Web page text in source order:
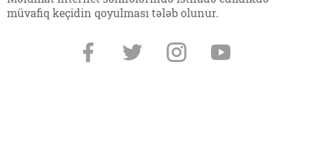
müvafiq keçidin qoyulması tələb olunur.